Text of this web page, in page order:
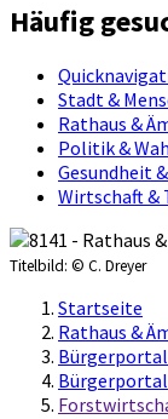
Häufig
Stadt &
Rathaus &
Politik &
Gesundheit
Wirtschaft &
Titelbild: © C. Dreyer
Startseite
Rathaus &
Bürgerportal